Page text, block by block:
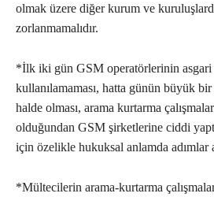
olmak üzere diğer kurum ve
zorlanmamalıdır.
*İlk iki gün GSM operatörlerinin asgari
kullanılamaması, hatta günün büyük
halde olması, arama kurtarma
olduğundan GSM şirketlerine ciddi
için özelikle hukuksal anlamda adımlar
*Mültecilerin arama-kurtarma çalışmaları